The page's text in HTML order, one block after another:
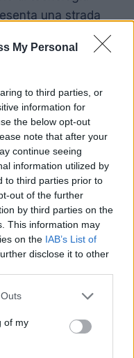
My Personal
to third parties, or
information for
the below opt-out
note that after your
continue seeing
information utilized by
to third parties prior to
out of the further
by third parties on the
This information may
on the IAB’s List of
disclose it to other
one or more Google
You may click to
its third-party tags to
in below Google
of my
una strada
mondiale.
dalla finestra
una volta ha
consultare faldoni
quel documento
di approfondire
Tiene linea critica
del caffè lungo e del